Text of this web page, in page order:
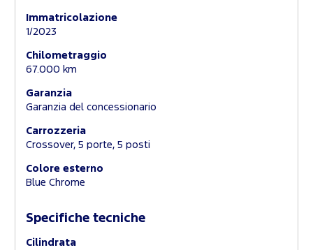
Immatricolazione
1/2023
Chilometraggio
67.000 km
Garanzia
Garanzia del concessionario
Carrozzeria
Crossover, 5 porte, 5 posti
Colore esterno
Blue Chrome
Specifiche tecniche
Cilindrata